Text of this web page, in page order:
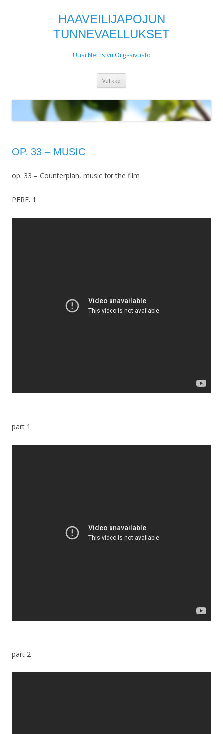
HAAVEILIJAPOJUN
TUNNEVAELLUKSET
Uusi Nettisivu.Org -sivusto
Valikko
OP. 33 – MUSIC
op. 33 – Counterplan, music for the film
PERF. 1
part 1
part 2